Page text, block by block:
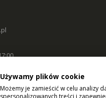
Używamy plików cookie
Możemy je zamieścić w celu analizy
spersonalizowanych treści i